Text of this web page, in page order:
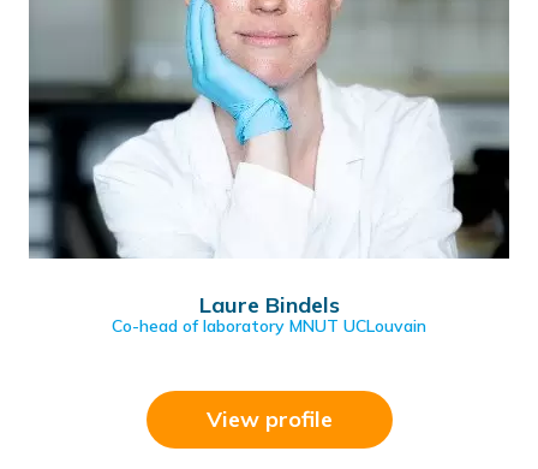
Laure Bindels
Co-head of laboratory MNUT UCLouvain
View profile